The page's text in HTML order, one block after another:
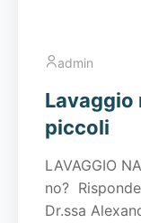
admin
Lavaggio
piccoli
LAVAGGIO
no?
Dr.ssa